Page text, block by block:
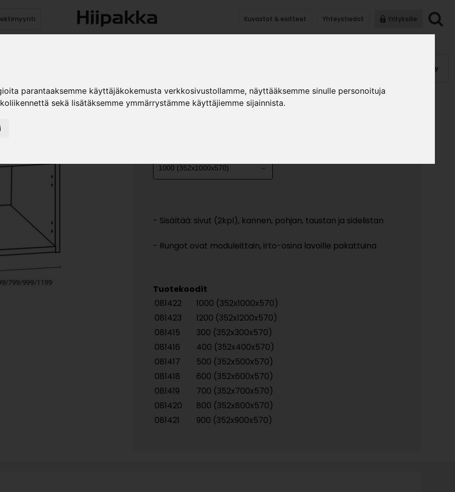
parantaaksemme käyttäjäkokemusta verkkosivustollamme, näyttääksemme sinulle personoituja
sekä lisätäksemme ymmärrystämme käyttäjiemme sijainnista.
Kuvastot & esitteet Yhteystiedot Yrityksille
Pintakäsittely
- Sisältää: sivut (2kpl), kannen, pohjan, taustan ja sidelistan
- Rungot ovat moduleittain, irto-osina lavoille pakattuina
Tuotekoodit
081422
1000 (352x1000x570)
081423
1200 (352x1200x570)
081415
300 (352x300x570)
081416
400 (352x400x570)
081417
500 (352x500x570)
081418
600 (352x600x570)
081419
700 (352x700x570)
081420
800 (352x800x570)
081421
900 (352x900x570)